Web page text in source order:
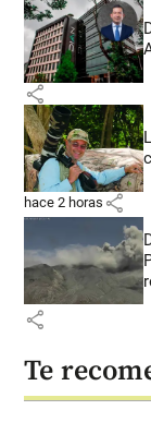
share
hace 2 horas share
share
Te